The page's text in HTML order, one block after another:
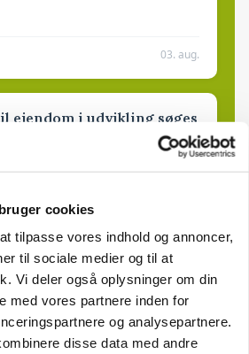
cookies
tilpasse vores indhold og annoncer,
til sociale medier og til at
Vi deler også oplysninger om din
med vores partnere inden for
og analysepartnere.
disse data med andre
03. aug.
ejendom i udvikling søges